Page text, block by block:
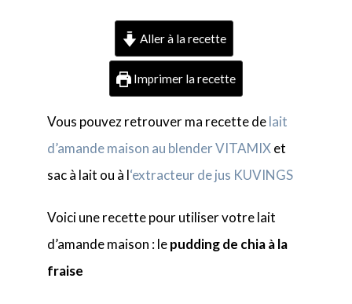
Aller à la recette
Imprimer la recette
Vous pouvez retrouver ma recette delait
d’amande maison au blender VITAMIXet
sac à lait ou à l‘extracteur de jus KUVINGS
Voici une recette pour utiliser votre lait
d’amande maison : lepudding de chiaà la
fraise